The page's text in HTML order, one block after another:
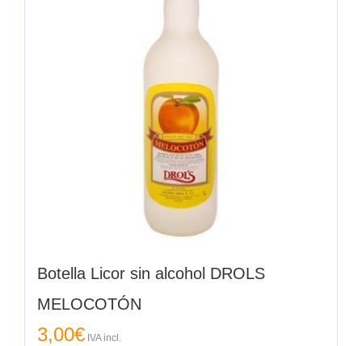
Botella Licor sin alcohol DROLS
MELOCOTÓN
3,00€ IVA incl.